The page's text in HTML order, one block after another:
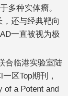
多种实体瘤。
还与经典靶向
一直被视为极
合临港实验室陆
区Top期刊，
of a Potent and